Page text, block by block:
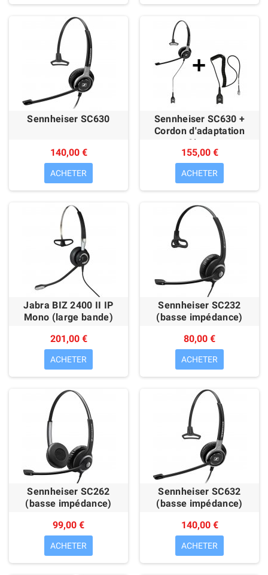
Sennheiser SC630
140,00 €
ACHETER
Sennheiser SC630 +
Cordon d'adaptation
Cisco
155,00 €
ACHETER
Jabra BIZ 2400 II IP
Mono (large bande)
201,00 €
ACHETER
Sennheiser SC232
(basse impédance)
80,00 €
ACHETER
Sennheiser SC262
(basse impédance)
99,00 €
ACHETER
Sennheiser SC632
(basse impédance)
140,00 €
ACHETER